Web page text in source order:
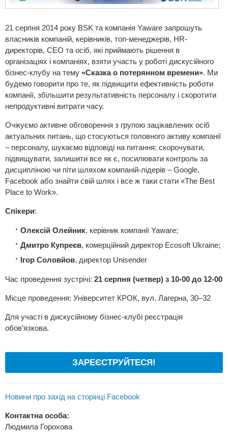
21 серпня 2014 року BSK та компанія Yaware запрошуть
власників компаній, керівників, топ-менеджерів, HR-
директорів, СЕО та осіб, які приймають рішення в
організаціях і компаніях, взяти участь у роботі дискусійного
бізнес-клубу на тему «Сказка о потерянном времени». Ми
будемо говорити про те, як підвищити ефективність роботи
компанії, збільшити результативність персоналу і скоротити
непродуктивні витрати часу.
Очікуємо активне обговорення з групою зацікавлених осіб
актуальних питань, що стосуються головного активу компанії
– персоналу, шукаємо відповіді на питання: скорочувати,
підвищувати, залишити все як є, посилювати контроль за
дисципліною чи піти шляхом компаній-лідерів – Google,
Facebook або знайти свій шлях і все ж таки стати «The Best
Place to Work».
Спікери:
Олексій Олейник, керівник компанії Yaware;
Дмитро Купреєв, комерційний директор Ecosoft Ukraine;
Ігор Соловйов, директор Unisender
Час проведення зустрічі: 21 серпня (четвер) з 10-00 до 12-00
Місце проведення: Університет КРОК, вул. Лагерна, 30–32
Для участі в дискусійному бізнес-клубі реєстрація
обов’язкова.
ЗАРЕЄСТРУЙТЕСЯ!
Новини про захід на сторінці Facebook
Контактна особа:
Людмила Горохова